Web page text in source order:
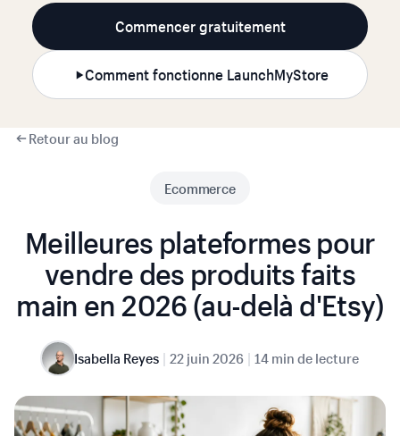
Commencer gratuitement
Comment fonctionne LaunchMyStore
Retour au blog
Ecommerce
Meilleures plateformes pour
vendre des produits faits
main en 2026 (au-delà d'Etsy)
Isabella Reyes | 22 juin 2026 | 14 min de lecture